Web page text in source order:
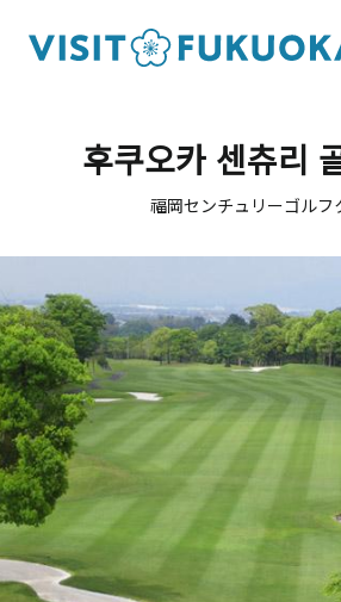
후쿠오카 센츄리
福岡センチュリーゴルフ